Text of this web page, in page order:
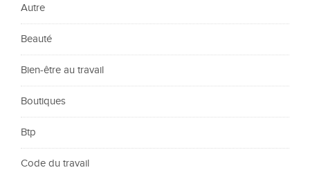
Autre
Beauté
Bien-être au travail
Boutiques
Btp
Code du travail